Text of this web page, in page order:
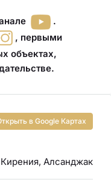
.
, первыми
объектах,
.
в Google Картах
Кирения, Алсанджак